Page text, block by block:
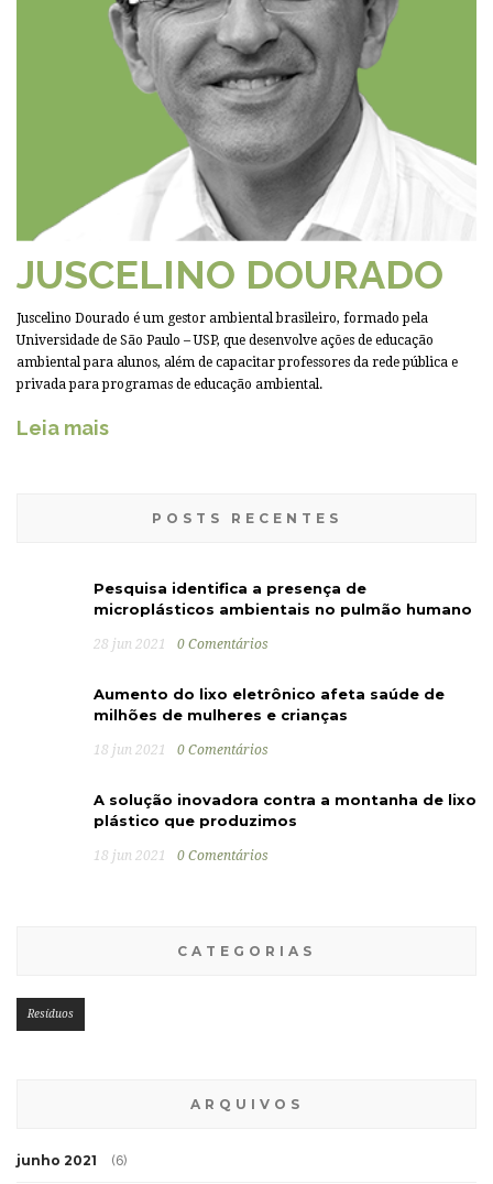
JUSCELINO DOURADO
Juscelino Dourado é um gestor ambiental brasileiro, formado pela
Universidade de São Paulo – USP, que desenvolve ações de educação
ambiental para alunos, além de capacitar professores da rede pública e
privada para programas de educação ambiental.
Leia mais
POSTS RECENTES
Pesquisa identifica a presença de
microplásticos ambientais no pulmão humano
28 jun 2021 0 Comentários
Aumento do lixo eletrônico afeta saúde de
milhões de mulheres e crianças
18 jun 2021 0 Comentários
A solução inovadora contra a montanha de lixo
plástico que produzimos
18 jun 2021 0 Comentários
CATEGORIAS
Resíduos
ARQUIVOS
junho 2021 (6)